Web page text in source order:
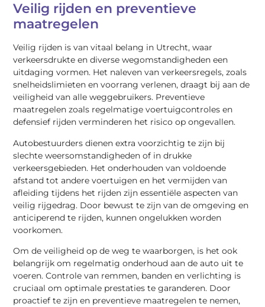
Veilig rijden en preventieve
maatregelen
Veilig rijden is van vitaal belang in Utrecht, waar
verkeersdrukte en diverse wegomstandigheden een
uitdaging vormen. Het naleven van verkeersregels, zoals
snelheidslimieten en voorrang verlenen, draagt bij aan de
veiligheid van alle weggebruikers. Preventieve
maatregelen zoals regelmatige voertuigcontroles en
defensief rijden verminderen het risico op ongevallen.
Autobestuurders dienen extra voorzichtig te zijn bij
slechte weersomstandigheden of in drukke
verkeersgebieden. Het onderhouden van voldoende
afstand tot andere voertuigen en het vermijden van
afleiding tijdens het rijden zijn essentiële aspecten van
veilig rijgedrag. Door bewust te zijn van de omgeving en
anticiperend te rijden, kunnen ongelukken worden
voorkomen.
Om de veiligheid op de weg te waarborgen, is het ook
belangrijk om regelmatig onderhoud aan de auto uit te
voeren. Controle van remmen, banden en verlichting is
cruciaal om optimale prestaties te garanderen. Door
proactief te zijn en preventieve maatregelen te nemen,